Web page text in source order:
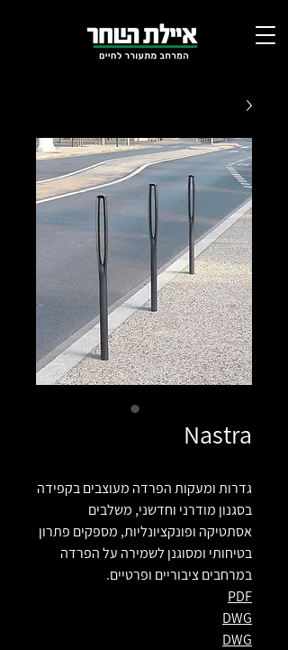
Nastra
גדרות ומעקות הפרדה מעוצבים בקפידה
בסגנון מודרני וחדשני, משלבים
אסתטיקה ופונקציונליות, מספקים פתרון
בטיחותי ומסוגנן לשמירה על הפרדה
במרחבים ציבוריים ופרטיים.
PDF
DWG
DWG